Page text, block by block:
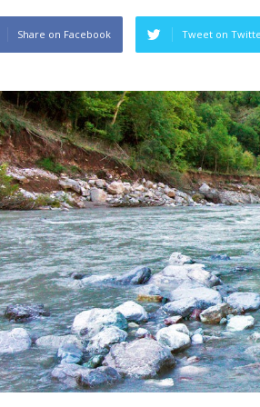
Share on Facebook Tweet on